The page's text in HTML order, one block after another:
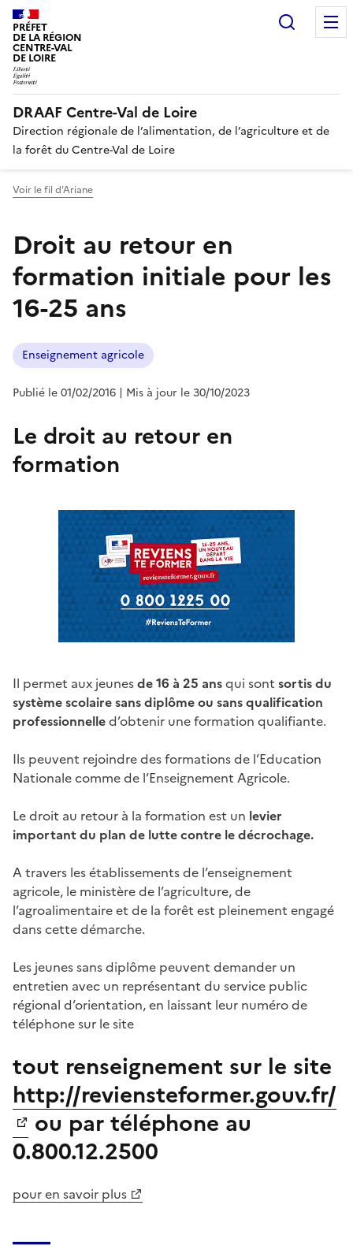
PRÉFET
DE LA RÉGION
CENTRE-VAL
DE LOIRE
DRAAF Centre-Val de Loire
Direction régionale de l’alimentation, de l’agriculture et de
la forêt du Centre-Val de Loire
Voir le fil d'Ariane
Droit au retour en
formation initiale pour les
16-25 ans
Enseignement agricole
Publié le 01/02/2016 | Mis à jour le 30/10/2023
Le droit au retour en
formation
Il permet aux jeunesde 16 à 25 ansqui sont sortis du
système scolaire sans diplôme ou sans qualification
professionnelled’obtenir une formation qualifiante.
Ils peuvent rejoindre des formations de l’Education
Nationale comme de l’Enseignement Agricole.
Le droit au retour à la formation est un levier
important du plan de lutte contre le décrochage.
A travers les établissements de l’enseignement
agricole, le ministère de l’agriculture, de
l’agroalimentaire et de la forêt est pleinement engagé
dans cette démarche.
Les jeunes sans diplôme peuvent demander un
entretien avec un représentant du service public
régional d’orientation, en laissant leur numéro de
téléphone sur le site
tout renseignement sur le site
http://reviensteformer.gouv.fr/
ou par téléphone au
0.800.12.2500
pour en savoir plus